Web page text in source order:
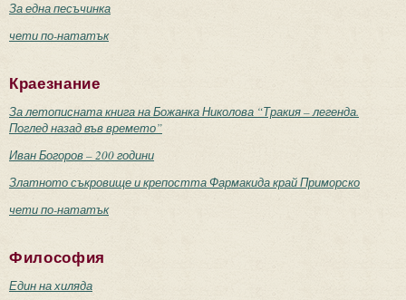
За една песъчинка
чети по-нататък
Краезнание
За летописната книга на Божанка Николова “Тракия – легенда.
Поглед назад във времето”
Иван Богоров – 200 години
Златното съкровище и крепостта Фармакида край Приморско
чети по-нататък
Философия
Един на хиляда